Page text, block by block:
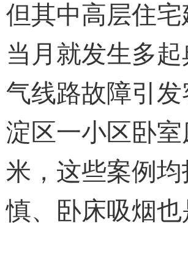
但其中高层住
当月就发生多
气线路故障引
淀区一小区卧
米，这些案例
慎、卧床吸烟